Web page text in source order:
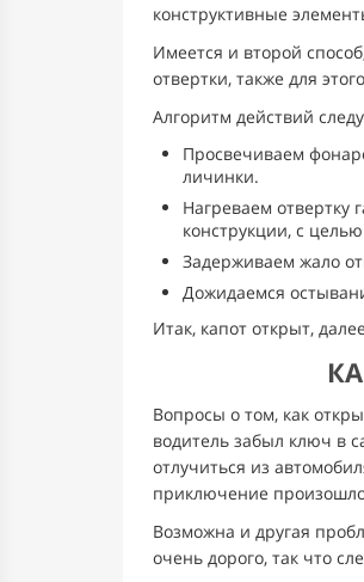
конструктивные
Имеется и второй
отвертки, также для
Алгоритм действий
Просвечиваем
личинки.
Нагреваем отвертку
конструкции, с
Задерживаем жало
Дожидаемся
Итак, капот открыт,
Вопросы о том, как
водитель забыл ключ в
отлучиться из
приключение
Возможна и другая
очень дорого, так что